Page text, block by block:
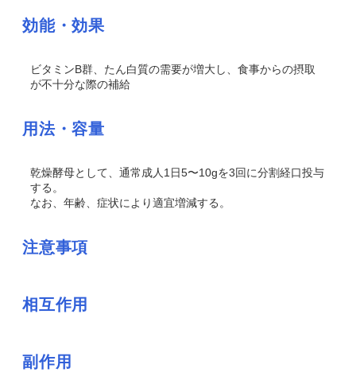
効能・効果
ビタミンB群、たん白質の需要が増大し、食事からの摂取
が不十分な際の補給
用法・容量
乾燥酵母として、通常成人1日5〜10gを3回に分割経口投与
する。
なお、年齢、症状により適宜増減する。
注意事項
相互作用
副作用